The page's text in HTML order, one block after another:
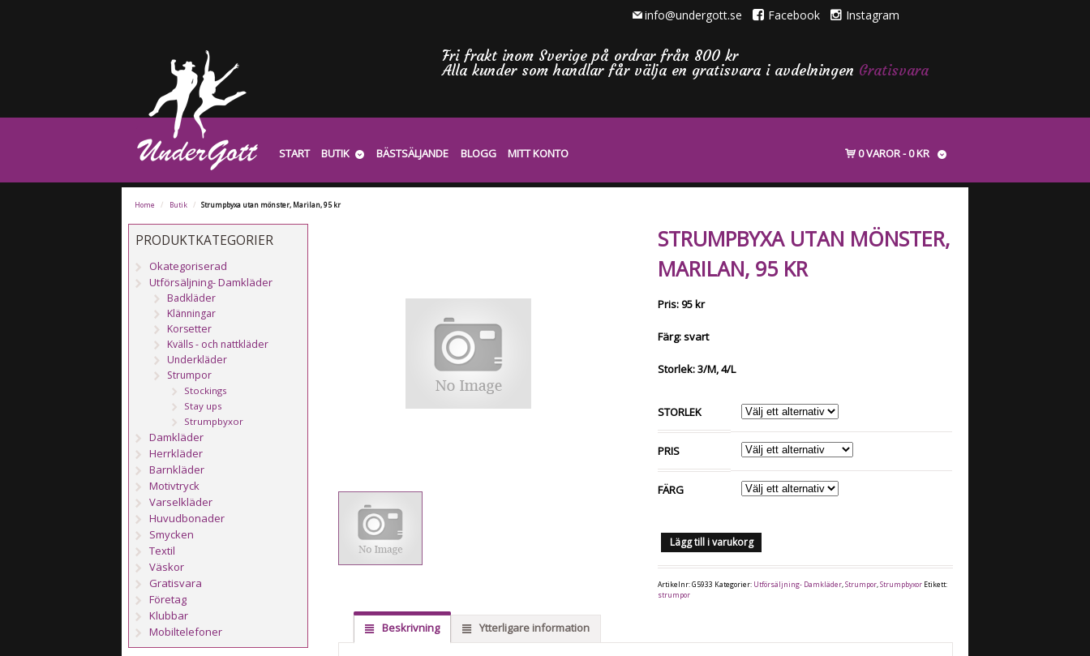
info@undergott.se Facebook Instagram
Fri frakt inom Sverige på ordrar från 800 kr
Alla kunder som handlar får välja en gratisvara i avdelningen Gratisvara
START BUTIK BÄSTSÄLJANDE BLOGG MITT KONTO 0 VAROR 0 KR
Home / Butik / Strumpbyxa utan mönster, Marilan, 95 kr
STRUMPBYXA UTAN MÖNSTER,
MARILAN, 95 KR
Pris: 95 kr
Färg: svart
Storlek: 3/M, 4/L
STORLEK
PRIS
FÄRG
Lägg till i varukorg
Artikelnr:G5933 Kategorier: Utförsäljning- Damkläder,Strumpor,Strumpbyxor Etikett:
strumpor
Beskrivning Ytterligare information
PRODUKTKATEGORIER
Okategoriserad
Utförsäljning- Damkläder
Badkläder
Klänningar
Korsetter
Kvälls - och nattkläder
Underkläder
Strumpor
Stockings
Stay ups
Strumpbyxor
Damkläder
Herrkläder
Barnkläder
Motivtryck
Varselkläder
Huvudbonader
Smycken
Textil
Väskor
Gratisvara
Företag
Klubbar
Mobiltelefoner